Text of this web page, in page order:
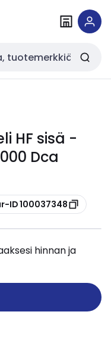
HF sisä -
Dca
ID 100037348
hinnan ja